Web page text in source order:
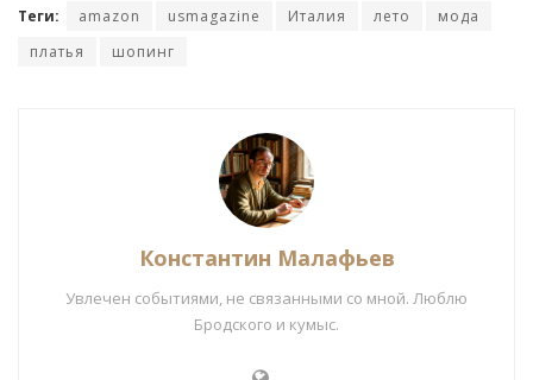
Теги: amazon usmagazine Италия лето
мода
платья
шопинг
Константин Малафьев
Увлечен событиями, не связанными со мной. Люблю
Бродского и кумыс.